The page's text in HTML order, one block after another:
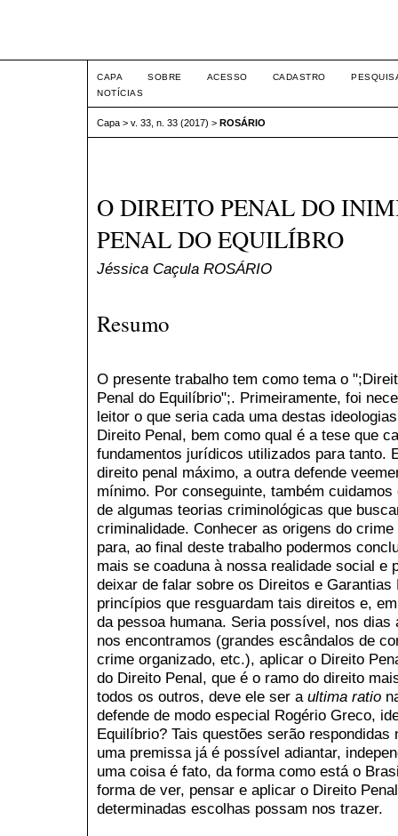
CAPA SOBRE ACESSO CADASTRO
NOTÍCIAS
Capa > v. 33, n. 33 (2017) > ROSÁRIO
O DIREITO PENAL DO
PENAL DO EQUILÍBRO
Jéssica Caçula ROSÁRIO
Resumo
O presente trabalho tem como tema o
Penal do Equilíbrio";. Primeiramente, foi
leitor o que seria cada uma destas
Direito Penal, bem como qual é a tese que
fundamentos jurídicos utilizados para tanto.
direito penal máximo, a outra defende
mínimo. Por conseguinte, também
de algumas teorias criminológicas que
criminalidade. Conhecer as origens do
para, ao final deste trabalho podermos
mais se coaduna à nossa realidade social e
deixar de falar sobre os Direitos e Garantias
princípios que resguardam tais direitos e,
da pessoa humana. Seria possível, nos
nos encontramos (grandes escândalos de
crime organizado, etc.), aplicar o Direito
do Direito Penal, que é o ramo do direito
todos os outros, deve ele ser a ultima ratio
defende de modo especial Rogério Greco,
Equilíbrio? Tais questões serão
uma premissa já é possível adiantar,
uma coisa é fato, da forma como está o
forma de ver, pensar e aplicar o Direito
determinadas escolhas possam nos trazer.